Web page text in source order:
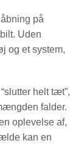
på
Uden
og et system,
helt tæt”,
falder.
oplevelse af,
kan en